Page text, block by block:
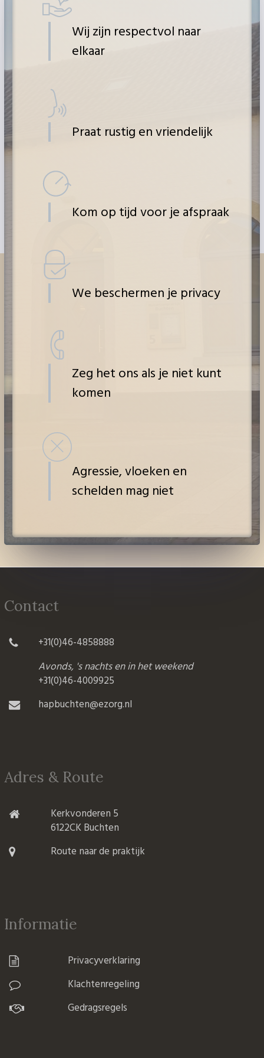
Wij zijn respectvol naar
elkaar
Praat rustig en vriendelijk
Kom op tijd voor je afspraak
We beschermen je privacy
Zeg het ons als je niet kunt
komen
Agressie, vloeken en
schelden mag niet
Contact
+31(0)46-4858888
Avonds, 's nachts en in het weekend
+31(0)46-4009925
hapbuchten@ezorg.nl
Adres & Route
Kerkvonderen 5
6122CK Buchten
Route naar de praktijk
Informatie
Privacyverklaring
Klachtenregeling
Gedragsregels